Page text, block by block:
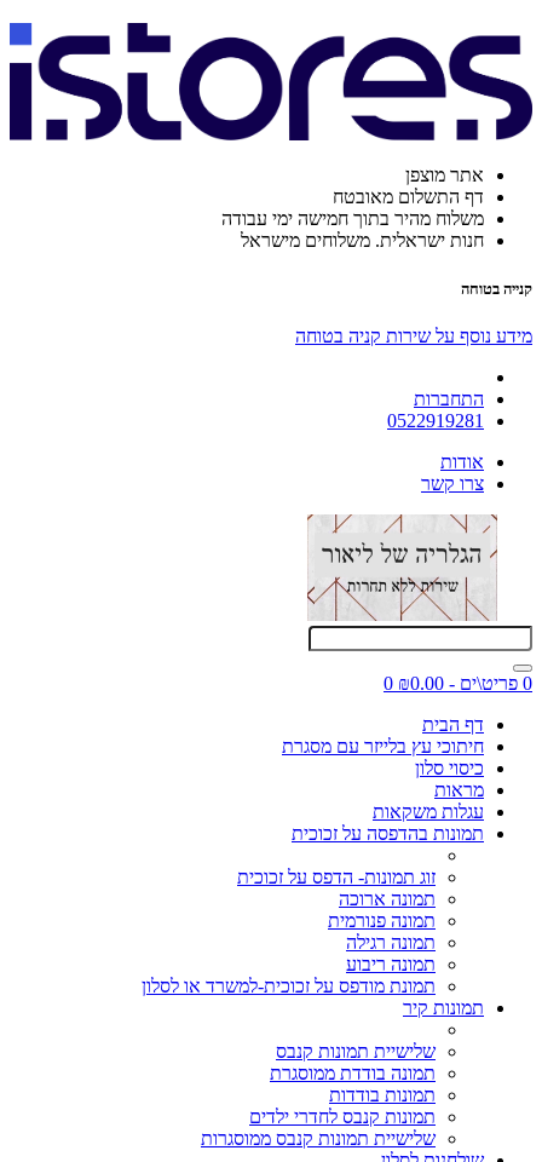
אתר מוצפן
דף התשלום מאובטח
משלוח מהיר בתוך חמישה ימי עבודה
חנות ישראלית. משלוחים מישראל
קנייה בטוחה
מידע נוסף על שירות קניה בטוחה
התחברות
0522919281
אודות
צרו קשר
0 פריט\ים - ₪0.00
0
דף הבית
חיתוכי עץ בלייזר עם מסגרת
כיסוי סלון
מראות
עגלות משקאות
תמונות בהדפסה על זכוכית
זוג תמונות- הדפס על זכוכית
תמונה ארוכה
תמונה פנורמית
תמונה רגילה
תמונה ריבוע
תמונת מודפס על זכוכית-למשרד או לסלון
תמונות קיר
שלישיית תמונות קנבס
תמונה בודדת ממוסגרת
תמונות בודדות
תמונות קנבס לחדרי ילדים
שלישיית תמונות קנבס ממוסגרות